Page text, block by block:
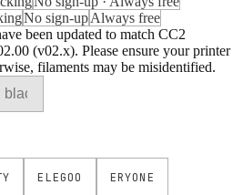
No sign-upAlways free
been updated to match CC2
(v02.x). Please ensure your printer
filaments may be misidentified.
ELEGOO ERYONE